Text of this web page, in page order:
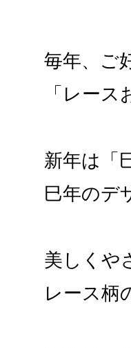
毎年、ご
「レース
新年は「
巳年のデ
美しくや
レース柄